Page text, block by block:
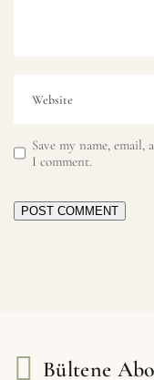
Save my name,
I comment.
POST COMMENT
Bültene